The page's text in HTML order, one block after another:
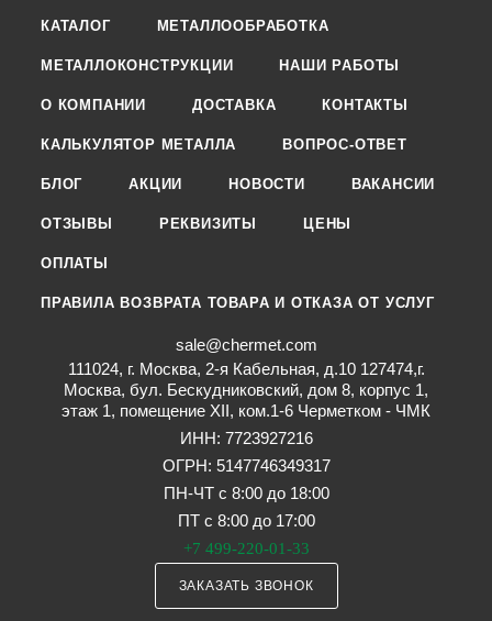
КАТАЛОГ МЕТАЛЛООБРАБОТКА
МЕТАЛЛОКОНСТРУКЦИИ НАШИ РАБОТЫ
О КОМПАНИИ ДОСТАВКА КОНТАКТЫ
КАЛЬКУЛЯТОР МЕТАЛЛА ВОПРОС-ОТВЕТ
БЛОГ АКЦИИ НОВОСТИ ВАКАНСИИ
ОТЗЫВЫ РЕКВИЗИТЫ ЦЕНЫ
ОПЛАТЫ
ПРАВИЛА ВОЗВРАТА ТОВАРА И ОТКАЗА ОТ УСЛУГ
sale@chermet.com
111024, г. Москва, 2-я Кабельная, д.10 127474,г.
Москва, бул. Бескудниковский, дом 8, корпус 1,
этаж 1, помещение XII, ком.1-6 Черметком - ЧМК
ИНН: 7723927216
ОГРН: 5147746349317
ПН-ЧТ с 8:00 до 18:00
ПТ с 8:00 до 17:00
+7 499-220-01-33
ЗАКАЗАТЬ ЗВОНОК